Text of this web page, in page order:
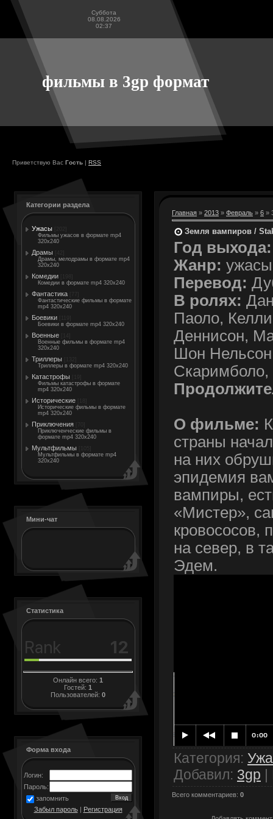
Суббота
08.08.2026
02:37
фильмы в 3gp формат
Приветствую Вас Гость | RSS
Категории раздела
Ужасы
Фильмы ужасов в формате mp4
320x240
Драмы
Драмы, мелодрамы в формате mp4
320x240
Комедии
Комедии в формате mp4 320x240
Фантастика
Фантастические фильмы в формате
mp4 320x240
Боевики
Боевики в формате mp4 320x240
Военные
Военные фильмы в формате mp4
320x240
Триллеры
Триллеры в формате mp4 320x240
Катастрофы
Фильмы катастрофы в формате
mp4 320x240
Исторические
Исторические фильмы в формате
mp4 320x240
Приключения
Приключенческие фильмы в
формате mp4 320x240
Мультфильмы
Мультфильмы в формате mp4
320x240
Мини-чат
Статистика
Онлайн всего: 1
Гостей: 1
Пользователей: 0
Форма входа
Логин:
Пароль:
запомнить
Забыл пароль| Регистрация
Главная » 2013 » Февраль » 6 »
Земля вампиров /
Год выхода:
Жанр: ужасы
Перевод:
В ролях:
Паоло,
Деннисон,
Шон
Скаримболо,
О фильме:
страны
на них
эпидемия
вампиры,
«Мистер»,
кровососов,
на север, в
Эдем.
Категория:
Добавил: 3gp |
Всего комментариев: 0